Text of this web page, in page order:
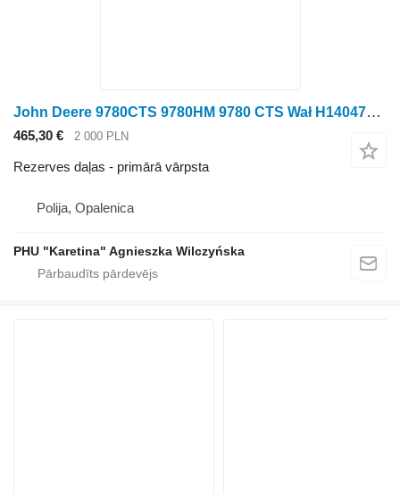
John Deere 9780CTS 9780HM 9780 CTS Wał H140470 primārā vārpsta paredzēts John Deere 9780CTS 9780HM 9780 graudu kombaina
465,30 € 2 000 PLN
Rezerves daļas - primārā vārpsta
Polija, Opalenica
PHU "Karetina" Agnieszka Wilczyńska